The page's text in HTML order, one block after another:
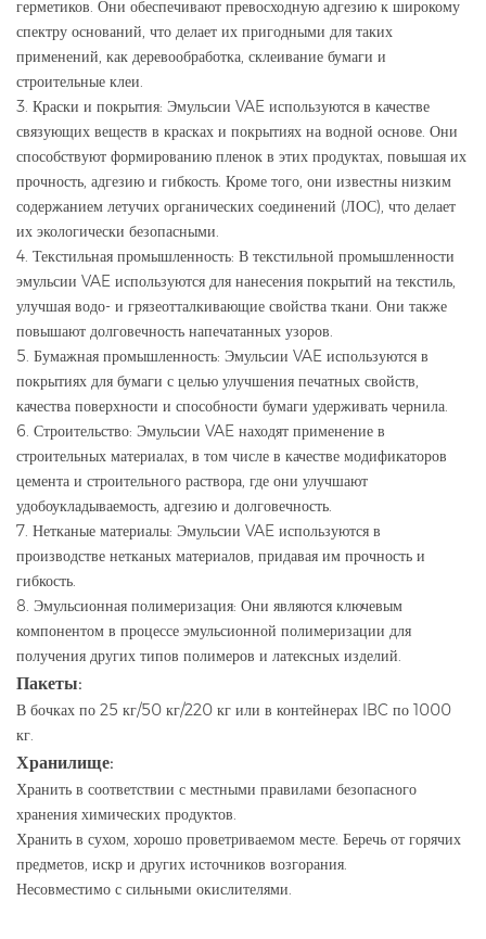
герметиков. Они обеспечивают превосходную адгезию к широкому
спектру оснований, что делает их пригодными для таких
применений, как деревообработка, склеивание бумаги и
строительные клеи.
3. Краски и покрытия: Эмульсии VAE используются в качестве
связующих веществ в красках и покрытиях на водной основе. Они
способствуют формированию пленок в этих продуктах, повышая их
прочность, адгезию и гибкость. Кроме того, они известны низким
содержанием летучих органических соединений (ЛОС), что делает
их экологически безопасными.
4. Текстильная промышленность: В текстильной промышленности
эмульсии VAE используются для нанесения покрытий на текстиль,
улучшая водо- и грязеотталкивающие свойства ткани. Они также
повышают долговечность напечатанных узоров.
5. Бумажная промышленность: Эмульсии VAE используются в
покрытиях для бумаги с целью улучшения печатных свойств,
качества поверхности и способности бумаги удерживать чернила.
6. Строительство: Эмульсии VAE находят применение в
строительных материалах, в том числе в качестве модификаторов
цемента и строительного раствора, где они улучшают
удобоукладываемость, адгезию и долговечность.
7. Нетканые материалы: Эмульсии VAE используются в
производстве нетканых материалов, придавая им прочность и
гибкость.
8. Эмульсионная полимеризация: Они являются ключевым
компонентом в процессе эмульсионной полимеризации для
получения других типов полимеров и латексных изделий.
Пакеты:
В бочках по 25 кг/50 кг/220 кг или в контейнерах IBC по 1000
кг.
Хранилище:
Хранить в соответствии с местными правилами безопасного
хранения химических продуктов.
Хранить в сухом, хорошо проветриваемом месте. Беречь от горячих
предметов, искр и других источников возгорания.
Несовместимо с сильными окислителями.